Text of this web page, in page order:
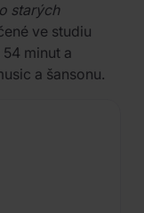
starých
ve studiu
minut a
a šansonu.